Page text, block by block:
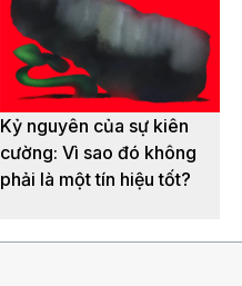
Kỷ nguyên của sự kiên
cường: Vì sao đó không
phải là một tín hiệu tốt?